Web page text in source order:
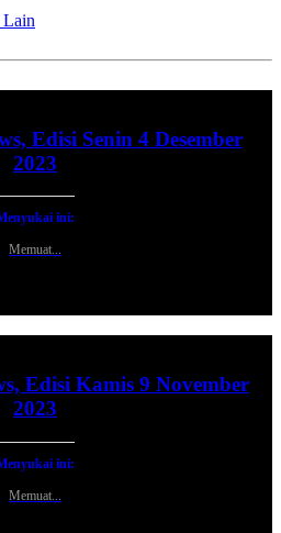
Lain
Edisi Senin 4 Desember
2023
ini:
Memuat...
Edisi Kamis 9 November
2023
ini:
Memuat...